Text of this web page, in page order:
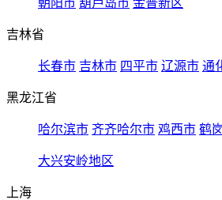
朝阳市 葫芦岛市 金普新区
吉林省
长春市 吉林市 四平市 辽源市 通
黑龙江省
哈尔滨市 齐齐哈尔市 鸡西市 鹤
大兴安岭地区
上海